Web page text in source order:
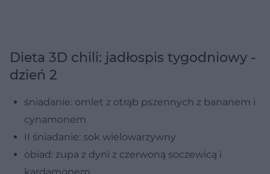
Dieta 3D chili: jadłospis tygodniowy -
dzień 2
śniadanie: omlet z otrąb pszennych z bananem i
cynamonem
II śniadanie: sok wielowarzywny
obiad: zupa z dyni z czerwoną soczewicą i
kardamonem